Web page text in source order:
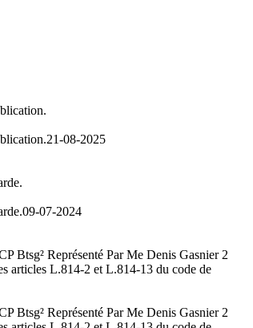
21-08-2025
09-07-2024
Btsg² Représenté Par Me Denis Gasnier 2
articles L.814-2 et L.814-13 du code de
Btsg² Représenté Par Me Denis Gasnier 2